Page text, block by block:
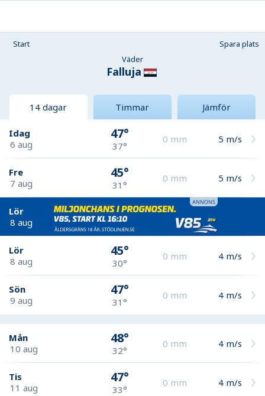
Start
Spara plats
Väder
Falluja
14 dagar Timmar Jämför
Idag
6 aug
47°
37°
0 mm 5 m/s
Fre
7 aug
45°
31°
0 mm 5 m/s
Lör
8 aug
Lör
8 aug
45°
30°
0 mm 4 m/s
Sön
9 aug
47°
31°
0 mm 4 m/s
Mån
10 aug
48°
32°
0 mm 4 m/s
Tis
11 aug
47°
33°
0 mm 4 m/s